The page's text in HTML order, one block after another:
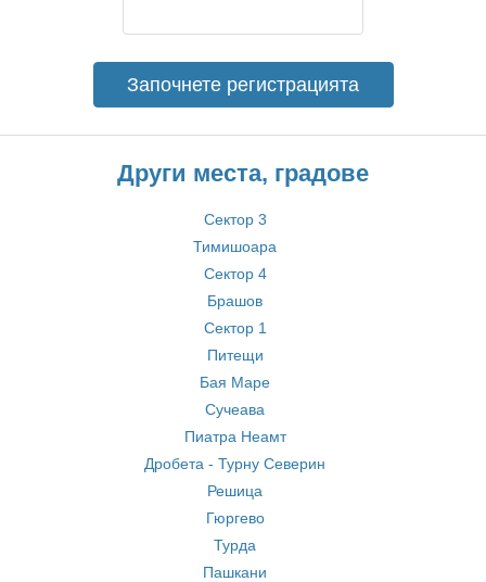
Започнете регистрацията
Други места, градове
Сектор 3
Тимишоара
Сектор 4
Брашов
Сектор 1
Питещи
Бая Маре
Сучеава
Пиатра Неамт
Дробета - Турну Северин
Решица
Гюргево
Турда
Пашкани